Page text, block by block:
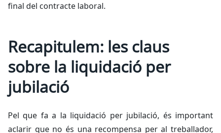
final del contracte laboral.
Recapitulem: les claus
sobre la liquidació per
jubilació
Pel que fa a la liquidació per jubilació, és important
aclarir que no és una recompensa per al treballador,